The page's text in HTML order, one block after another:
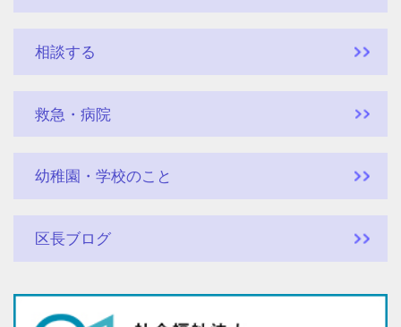
相談する
救急・病院
幼稚園・学校のこと
区長ブログ